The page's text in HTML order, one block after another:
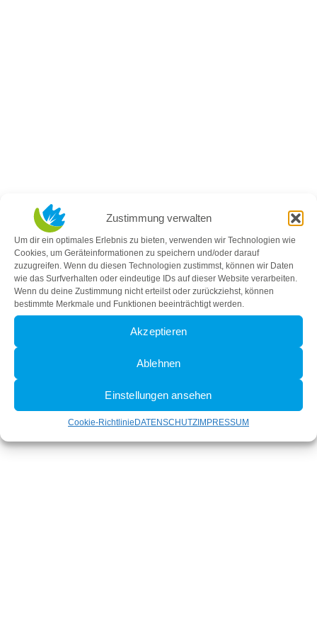
Zustimmung verwalten
Um dir ein optimales Erlebnis zu bieten, verwenden wir Technologien wie
Cookies, um Geräteinformationen zu speichern und/oder darauf
zuzugreifen. Wenn du diesen Technologien zustimmst, können wir Daten
wie das Surfverhalten oder eindeutige IDs auf dieser Website verarbeiten.
Wenn du deine Zustimmung nicht erteilst oder zurückziehst, können
bestimmte Merkmale und Funktionen beeinträchtigt werden.
Akzeptieren
Ablehnen
Einstellungen ansehen
Cookie-Richtlinie DATENSCHUTZ IMPRESSUM